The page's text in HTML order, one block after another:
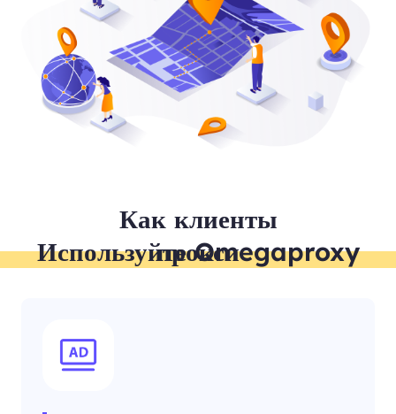
Как клиенты
Используйте Omegaproxy прокси